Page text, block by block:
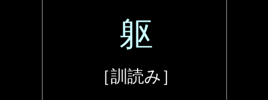
躯
［訓読み］